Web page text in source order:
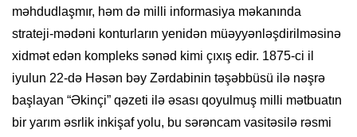
məhdudlaşmır, həm də milli informasiya məkanında
strateji-mədəni konturların yenidən müəyyənləşdirilməsinə
xidmət edən kompleks sənəd kimi çıxış edir. 1875-ci il
iyulun 22-də Həsən bəy Zərdabinin təşəbbüsü ilə nəşrə
başlayan “Əkinçi” qəzeti ilə əsası qoyulmuş milli mətbuatın
bir yarım əsrlik inkişaf yolu, bu sərəncam vasitəsilə rəsmi